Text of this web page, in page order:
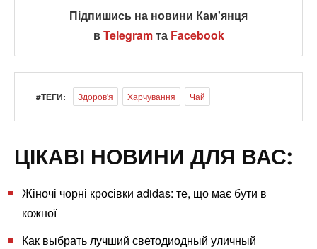
Підпишись на новини Кам'янця
вTelegramта Facebook
#ТЕГИ: Здоров'я Харчування Чай
ЦІКАВІ НОВИНИ ДЛЯ ВАС:
Жіночі чорні кросівки adidas: те, що має бути в
кожної
Как выбрать лучший светодиодный уличный